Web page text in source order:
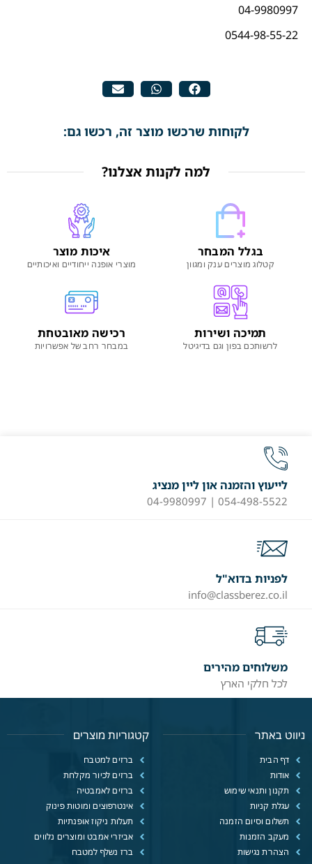
04-9980997
0544-98-55-22
לקוחות שרכשו מוצר זה, רכשו גם:
למה לקנות אצלנו?
בגלל המבחר
קטלוג מוצרים ענק ומגוון
איכות מוצר
מוצרי אופנה ייחודיים ואיכותיים
תמיכה ושירות
לרשותכם בפון וגם בדיגיטל
רכישה מאובטחת
במבחר רחב של אפשרויות
לייעוץ והזמנה און ליין מנציג
054-498-5522 | 04-9980997
לפניות בדוא"ל
info@classberez.co.il
משלוחים מהירים
לכל חלקי הארץ
ניווט באתר
דף הבית
אודות
תקנון ותנאי שימוש
עגלת קניות
תשלום וסיום הזמנה
מעקב הזמנות
הצהרת נגישות
קטגוריות מוצרים
ברזים למטבח
ברזים לכיור מקלחת
ברזים לאמבטיה
אינטרפוצים ומוטות פינוק
תעלות ניקוז אופנתיות
אביזרי אמבט ומוצרים נלווים
ברז נשלף למטבח